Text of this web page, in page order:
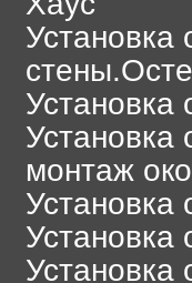
Установка
Установка
Установка
монтаж
Установка
Установка